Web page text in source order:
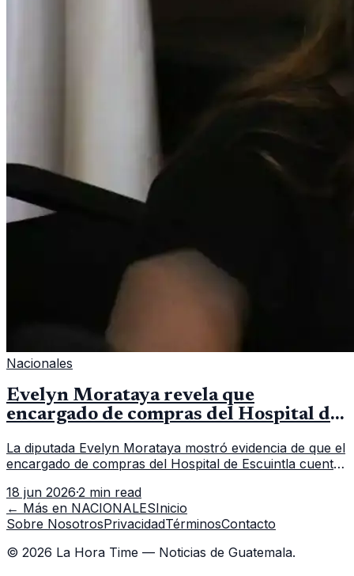
Nacionales
Evelyn Morataya revela que
encargado de compras del Hospital de
La diputada Evelyn Morataya mostró evidencia de que el
encargado de compras del Hospital de Escuintla cuenta
capacitación en la capital.
18 jun 2026·2 min read
← Más en NACIONALESInicio
Sobre NosotrosPrivacidadTérminosContacto
© 2026 La Hora Time — Noticias de Guatemala.